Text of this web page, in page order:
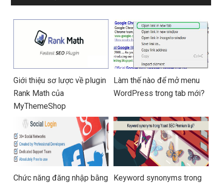
Giới thiệu sơ lược về plugin
Rank Math của
MyThemeShop
Làm thế nào để mở menu
WordPress trong tab mới?
Chức năng đăng nhập bằng
Keyword synonyms trong